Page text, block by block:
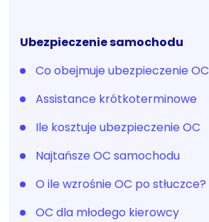
Ubezpieczenie samochodu
Co obejmuje ubezpieczenie OC
Assistance krótkoterminowe
Ile kosztuje ubezpieczenie OC
Najtańsze OC samochodu
O ile wzrośnie OC po stłuczce?
OC dla młodego kierowcy